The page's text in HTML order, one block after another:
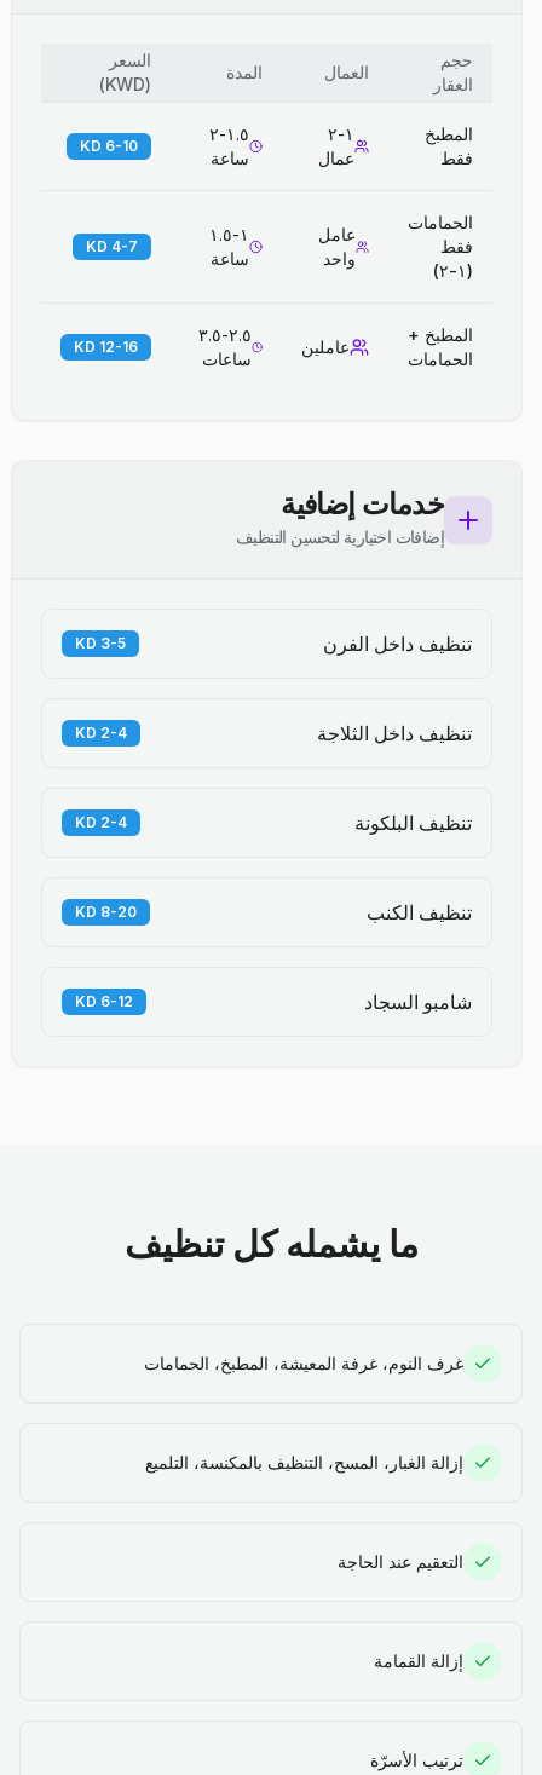
حجم
العقار
العمال المدة
السعر
(
KWD
)
المطبخ
فقط
١-٢
عمال
١.٥-٢
ساعة
6-10 KD
الحمامات
فقط
(١-٢)
عامل
واحد
١-١.٥
ساعة
4-7 KD
المطبخ +
الحمامات
عاملين
٢.٥-٣.٥
ساعات
12-16 KD
خدمات إضافية
إضافات اختيارية لتحسين التنظيف
تنظيف داخل الفرن 3-5 KD
تنظيف داخل الثلاجة 2-4 KD
تنظيف البلكونة 2-4 KD
تنظيف الكنب 8-20 KD
شامبو السجاد 6-12 KD
ما يشمله كل تنظيف
غرف النوم، غرفة المعيشة، المطبخ، الحمامات
إزالة الغبار، المسح، التنظيف بالمكنسة، التلميع
التعقيم عند الحاجة
إزالة القمامة
ترتيب الأسرّة